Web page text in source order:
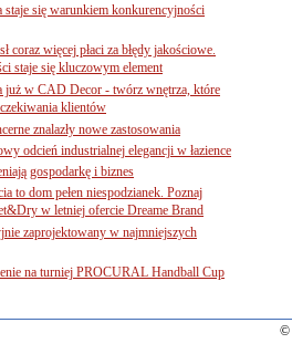
staje się warunkiem konkurencyjności
coraz więcej płaci za błędy jakościowe.
staje się kluczowym element
już w CAD Decor - twórz wnętrza, które
klientów
znalazły nowe zastosowania
odcień industrialnej elegancji w łazience
gospodarkę i biznes
to dom pełen niespodzianek. Poznaj
w letniej ofercie Dreame Brand
zaprojektowany w najmniejszych
na turniej PROCURAL Handball Cup
©